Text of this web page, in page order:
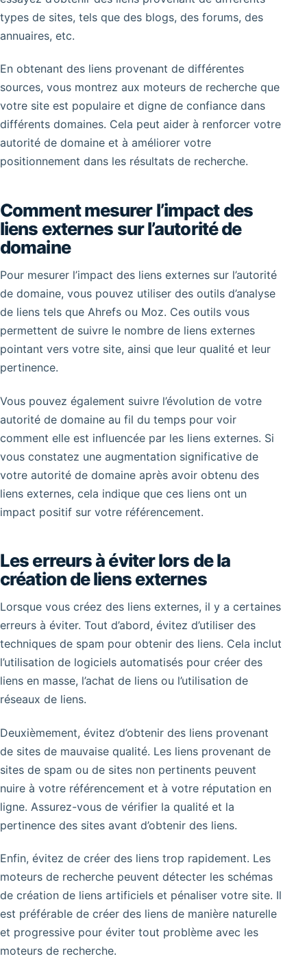
types de sites, tels que des blogs, des forums, des
annuaires, etc.
En obtenant des liens provenant de différentes
sources, vous montrez aux moteurs de recherche que
votre site est populaire et digne de confiance dans
différents domaines. Cela peut aider à renforcer votre
autorité de domaine et à améliorer votre
positionnement dans les résultats de recherche.
Comment mesurer l’impact des
liens externes sur l’autorité de
domaine
Pour mesurer l’impact des liens externes sur l’autorité
de domaine, vous pouvez utiliser des outils d’analyse
de liens tels que Ahrefs ou Moz. Ces outils vous
permettent de suivre le nombre de liens externes
pointant vers votre site, ainsi que leur qualité et leur
pertinence.
Vous pouvez également suivre l’évolution de votre
autorité de domaine au fil du temps pour voir
comment elle est influencée par les liens externes. Si
vous constatez une augmentation significative de
votre autorité de domaine après avoir obtenu des
liens externes, cela indique que ces liens ont un
impact positif sur votre référencement.
Les erreurs à éviter lors de la
création de liens externes
Lorsque vous créez des liens externes, il y a certaines
erreurs à éviter. Tout d’abord, évitez d’utiliser des
techniques de spam pour obtenir des liens. Cela inclut
l’utilisation de logiciels automatisés pour créer des
liens en masse, l’achat de liens ou l’utilisation de
réseaux de liens.
Deuxièmement, évitez d’obtenir des liens provenant
de sites de mauvaise qualité. Les liens provenant de
sites de spam ou de sites non pertinents peuvent
nuire à votre référencement et à votre réputation en
ligne. Assurez-vous de vérifier la qualité et la
pertinence des sites avant d’obtenir des liens.
Enfin, évitez de créer des liens trop rapidement. Les
moteurs de recherche peuvent détecter les schémas
de création de liens artificiels et pénaliser votre site. Il
est préférable de créer des liens de manière naturelle
et progressive pour éviter tout problème avec les
moteurs de recherche.